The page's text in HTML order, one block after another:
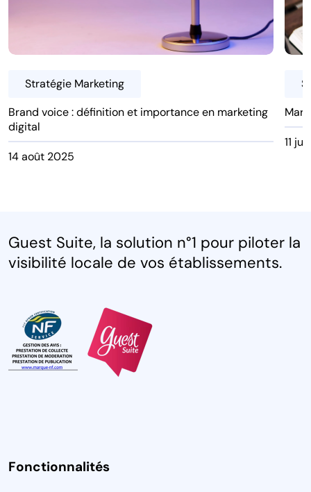
Stratégie Marketing
Brand voice : définition et importance en marketing
digital
14 août 2025
11
Guest Suite, la solution n°1 pour piloter la
visibilité locale de vos établissements.
Fonctionnalités